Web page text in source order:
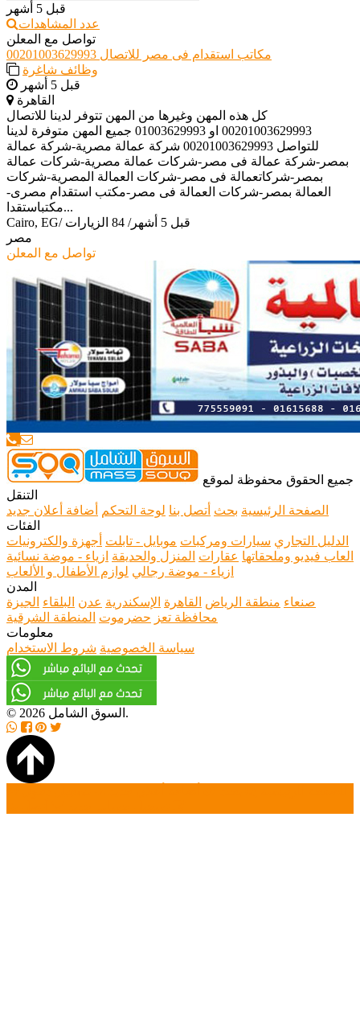
قبل 5 أشهر
عدد المشاهدات
تواصل مع المعلن
مكاتب استقدام فى مصر للاتصال 00201003629993
وظائف شاغرة
قبل 5 أشهر
القاهرة
كل هذه المهن وغيرها من المهن تتوفر لدينا للاتصال
00201003629993 او 01003629993 جميع المهن متوفرة لدينا
للتواصل 00201003629993 شركة عمالة مصرية-شركة عمالة
بمصر-شركة عمالة فى مصر-شركات عمالة مصرية-شركات عمالة
بمصر-شركاتعمالة فى مصر-شركات العمالة المصرية-شركات
العمالة بمصر-شركات العمالة فى مصر-مكتب استقدام مصرى-
مكتباستقدا...
Cairo, EG/ قبل 5 أشهر / 84 الزيارات
مصر
تواصل مع المعلن
جميع الحقوق محفوظة لموقع
التنقل
الصفحة الرئيسية بحث أتصل بنا لوحة التحكم
أضافة أعلان جديد
الفئات
الدليل التجاري سيارات ومركبات موبايل - تابلت أجهزة والكترونيات
العاب فيديو وملحقاتها عقارات المنزل والحديقة ازياء - موضة نسائية
ازياء - موضة رجالي لوازم الأطفال و الألعاب
المدن
صنعاء منطقة الرياض القاهرة الإسكندرية عدن البلقاء الجيزة
محافظة تعز حضرموت المنطقة الشرقية
معلومات
سياسة الخصوصية شروط الاستخدام
© 2026 السوق الشامل.